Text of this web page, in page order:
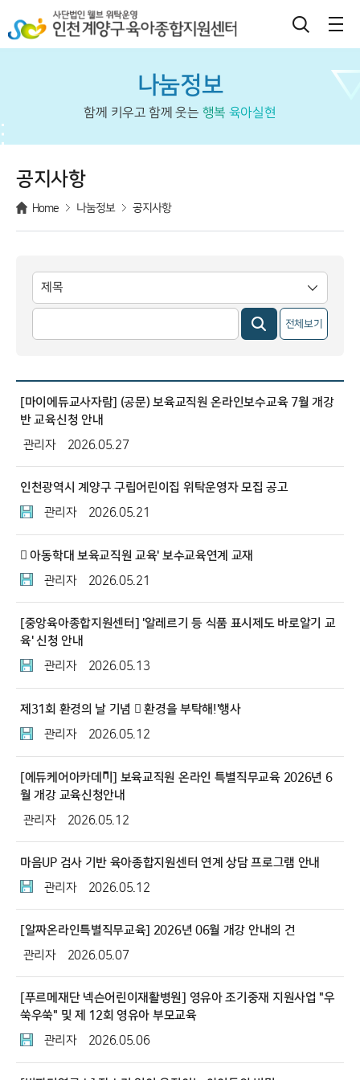
나눔정보
함께 키우고 함께 웃는 행복 육아실현
공지사항
Home 나눔정보 공지사항
전체보기
[마이에듀교사자람] (공문) 보육교직원 온라인보수교육 7월 개강
반 교육신청 안내
관리자 2026.05.27
인천광역시 계양구 구립어린이집 위탁운영자 모집 공고
관리자 2026.05.21
񟭚 아동학대 보육교직원 교육' 보수교육연계 교재
관리자 2026.05.21
[중앙육아종합지원센터] '알레르기 등 식품 표시제도 바로알기 교
육' 신청 안내
관리자 2026.05.13
제31회 환경의 날 기념 񟭚 환경을 부탁해!'행사
관리자 2026.05.12
[에듀케어아카데미] 보육교직원 온라인 특별직무교육 2026년 6
월 개강 교육신청안내
관리자 2026.05.12
마음UP 검사 기반 육아종합지원센터 연계 상담 프로그램 안내
관리자 2026.05.12
[알짜온라인특별직무교육] 2026년 06월 개강 안내의 건
관리자 2026.05.07
[푸르메재단 넥슨어린이재활병원] 영유아 조기중재 지원사업 "우
쑥우쑥" 및 제 12회 영유아 부모교육
관리자 2026.05.06